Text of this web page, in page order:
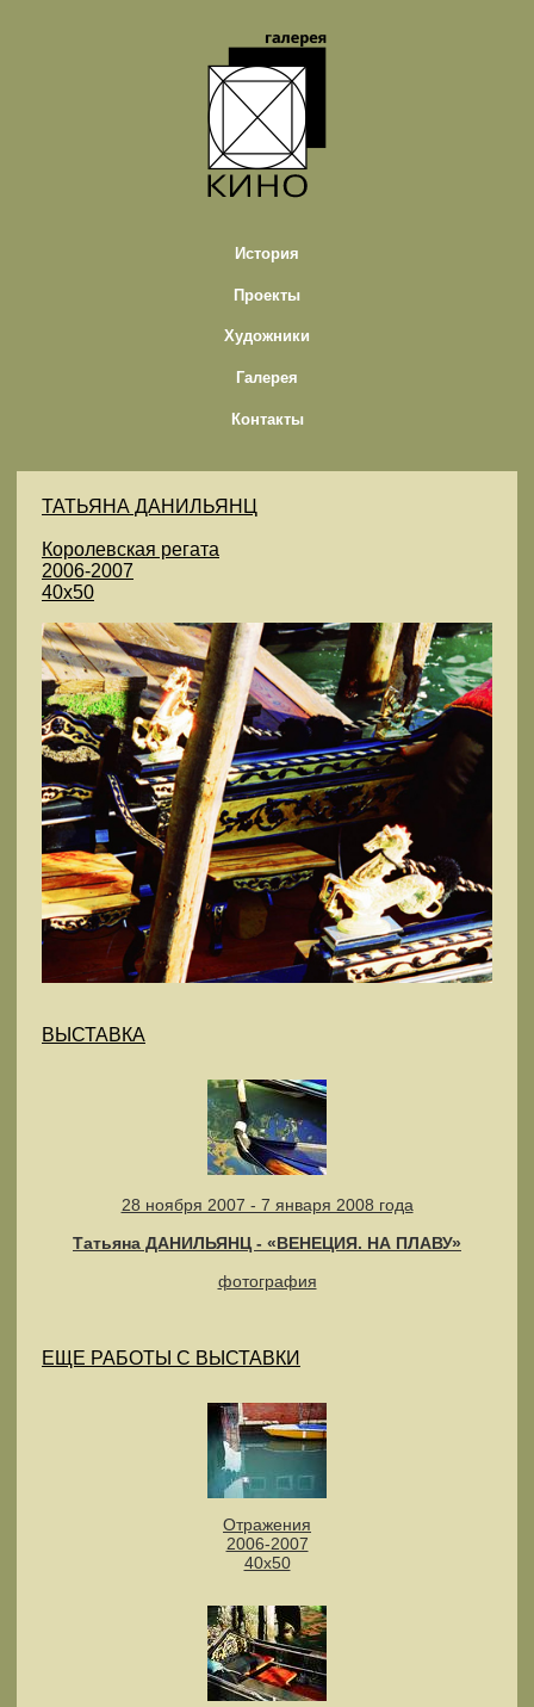
История
Проекты
Художники
Галерея
Контакты
ТАТЬЯНА ДАНИЛЬЯНЦ
Королевская регата
2006-2007
40х50
ВЫСТАВКА
28 ноября 2007 - 7 января 2008 года
Татьяна ДАНИЛЬЯНЦ - «ВЕНЕЦИЯ. НА ПЛАВУ»
фотография
ЕЩЕ РАБОТЫ С ВЫСТАВКИ
Отражения
2006-2007
40х50